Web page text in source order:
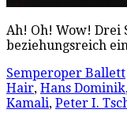
Ah! Oh! Wow! Drei
beziehungsreich
Semperoper Ballett
Hair, Hans Dominik
Kamali, Peter I.